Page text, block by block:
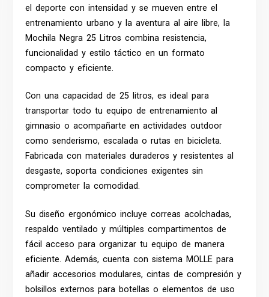
el deporte con intensidad y se mueven entre el
entrenamiento urbano y la aventura al aire libre, la
Mochila Negra 25 Litros combina resistencia,
funcionalidad y estilo táctico en un formato
compacto y eficiente.
Con una capacidad de 25 litros, es ideal para
transportar todo tu equipo de entrenamiento al
gimnasio o acompañarte en actividades outdoor
como senderismo, escalada o rutas en bicicleta.
Fabricada con materiales duraderos y resistentes al
desgaste, soporta condiciones exigentes sin
comprometer la comodidad.
Su diseño ergonómico incluye correas acolchadas,
respaldo ventilado y múltiples compartimentos de
fácil acceso para organizar tu equipo de manera
eficiente. Además, cuenta con sistema MOLLE para
añadir accesorios modulares, cintas de compresión y
bolsillos externos para botellas o elementos de uso